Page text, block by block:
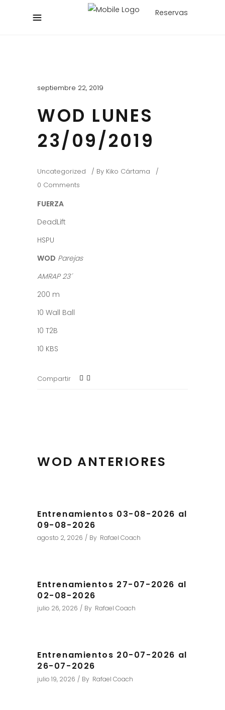
Reservas
septiembre 22, 2019
WOD LUNES
23/09/2019
Uncategorized By Kiko Cártama
0 Comments
FUERZA
DeadLift
HSPU
WOD Parejas
AMRAP 23´
200 m
10 Wall Ball
10 T2B
10 KBS
Compartir
WOD ANTERIORES
Entrenamientos 03-08-2026 al
09-08-2026
agosto 2, 2026 By Rafael Coach
Entrenamientos 27-07-2026 al
02-08-2026
julio 26, 2026 By Rafael Coach
Entrenamientos 20-07-2026 al
26-07-2026
julio 19, 2026 By Rafael Coach